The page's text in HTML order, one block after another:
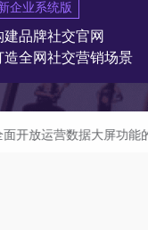
企业系统版
建品牌社交官网
造全网社交营销场景
能的通知 关于《